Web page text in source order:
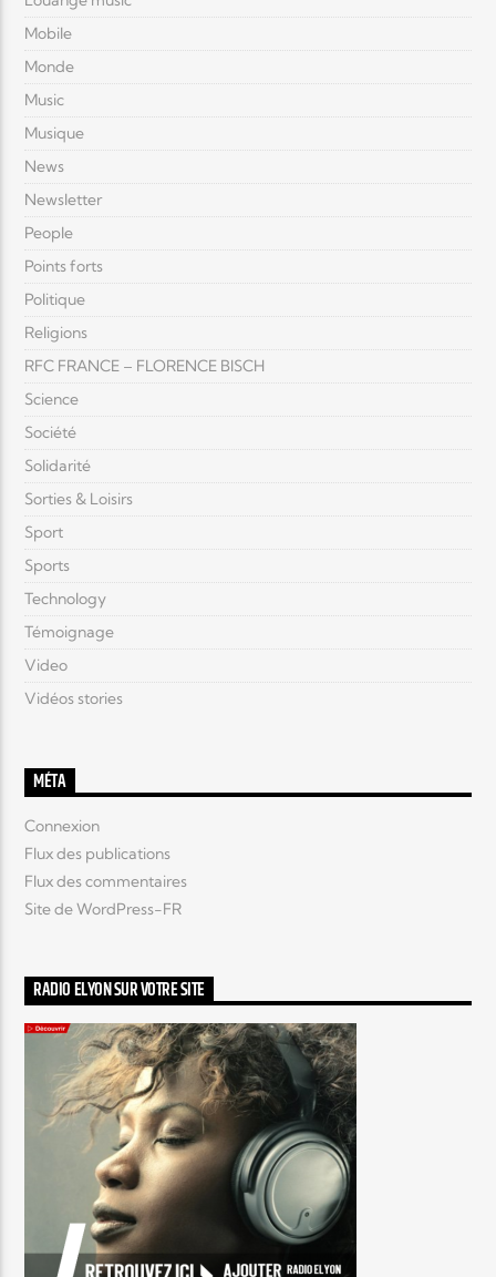
Mobile
Monde
Music
Musique
News
Newsletter
People
Points forts
Politique
Religions
RFC FRANCE – FLORENCE BISCH
Science
Société
Solidarité
Sorties & Loisirs
Sport
Sports
Technology
Témoignage
Video
Vidéos stories
MÉTA
Connexion
Flux des publications
Flux des commentaires
Site de WordPress-FR
RADIO ELYON SUR VOTRE SITE